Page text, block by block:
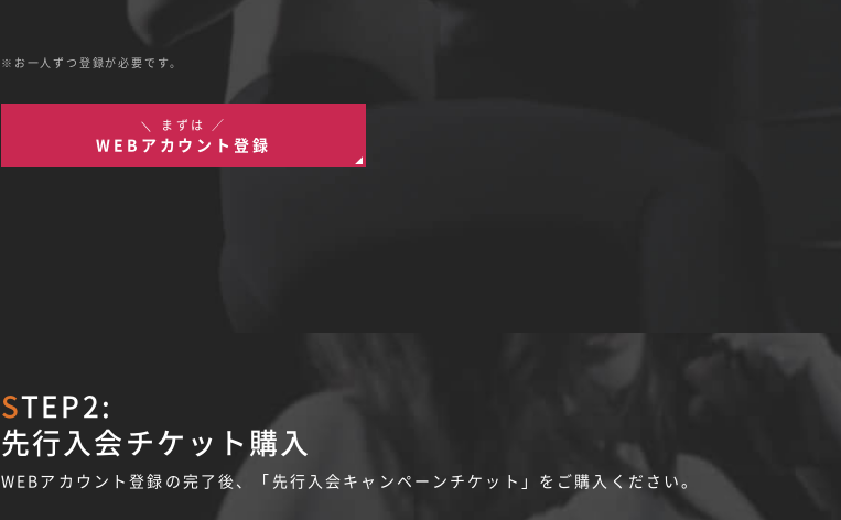
お一人ずつ登録が必要です。
＼ まずは ／
WEBアカウント登録
STEP2:
先行入会チケット購入
WEBアカウント登録の完了後、「先行入会キャンペーンチケット」をご購入ください。